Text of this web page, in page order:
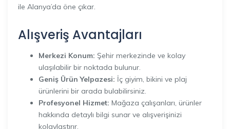
ile Alanya’da öne çıkar.
Alışveriş Avantajları
Merkezi Konum: Şehir merkezinde ve kolay
ulaşılabilir bir noktada bulunur.
Geniş Ürün Yelpazesi: İç giyim, bikini ve plaj
ürünlerini bir arada bulabilirsiniz.
Profesyonel Hizmet: Mağaza çalışanları, ürünler
hakkında detaylı bilgi sunar ve alışverişinizi
kolaylaştırır.